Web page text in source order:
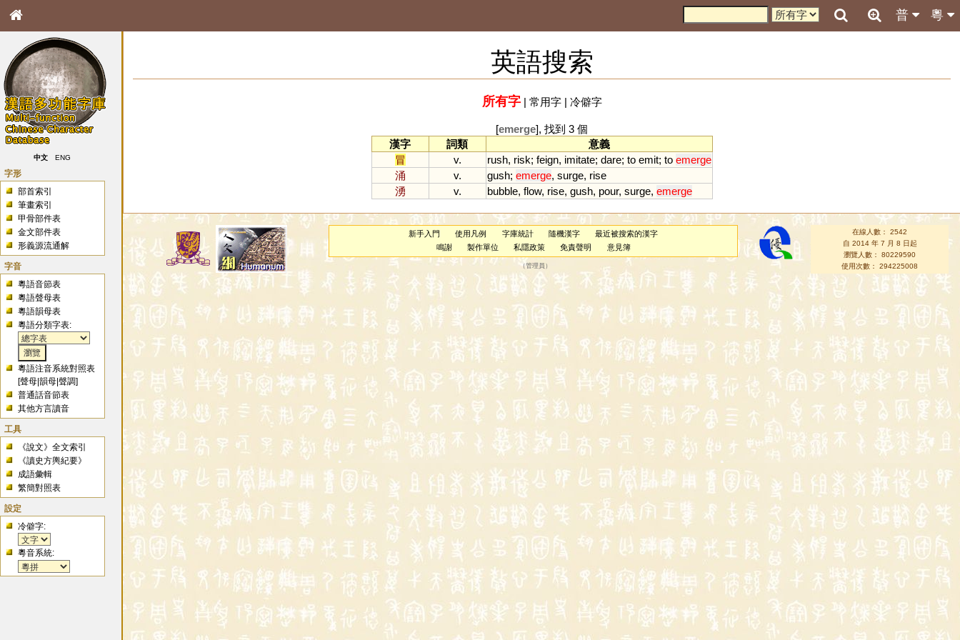
粵
普
中文 ENG
字形
部首索引
筆畫索引
甲骨部件表
金文部件表
形義源流通解
字音
粵語音節表
粵語聲母表
粵語韻母表
粵語分類字表:
粵語注音系統對照表
[聲母 |韻母 |聲調]
普通話音節表
其他方言讀音
工具
《說文》全文索引
《讀史方輿紀要》
成語彙輯
繁簡對照表
設定
冷僻字:
粵音系統:
英語搜索
所有字| 常用字| 冷僻字
[emerge], 找到 3 個
漢字
詞類
意義
冒
v. rush, risk; feign, imitate; dare; to emit; to emerge
涌
v. gush; emerge, surge, rise
湧
v. bubble, flow, rise, gush, pour, surge, emerge
新手入門 使用凡例 字庫統計 隨機漢字
最近被搜索的漢字
鳴謝
製作單位 私隱政策 免責聲明 意見簿
（管理員 ）
在線人數： 2542
自 2014 年 7 月 8 日起
瀏覽人數： 80229590
使用次數： 294225008